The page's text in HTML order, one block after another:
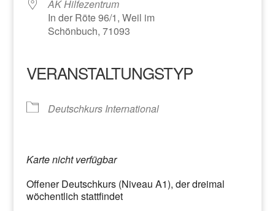
AK Hilfezentrum
In der Röte 96/1, Weil im
Schönbuch, 71093
VERANSTALTUNGSTYP
Deutschkurs International
Karte nicht verfügbar
Offener Deutschkurs (Niveau A1), der dreimal
wöchentlich stattfindet